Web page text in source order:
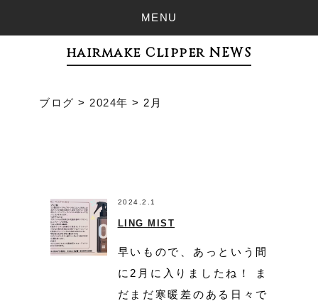
MENU
hairmake Clipper NEWS
ブログ > 2024年 > 2月
2024.2.1
LING MIST
早いもので、あっという間
に2月に入りましたね！ ま
だまだ寒暖差のある日々で